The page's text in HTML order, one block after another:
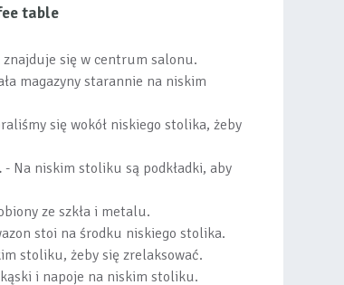
table
się w centrum salonu.
magazyny starannie na niskim
się wokół niskiego stolika, żeby
- Na niskim stoliku są podkładki, aby
ze szkła i metalu.
stoi na środku niskiego stolika.
stoliku, żeby się zrelaksować.
i napoje na niskim stoliku.